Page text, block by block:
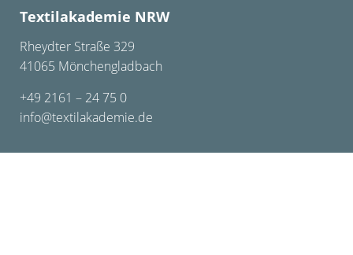
Textilakademie NRW
Rheydter Straße 329
41065 Mönchengladbach
+49 2161 – 24 75 0
info@textilakademie.de